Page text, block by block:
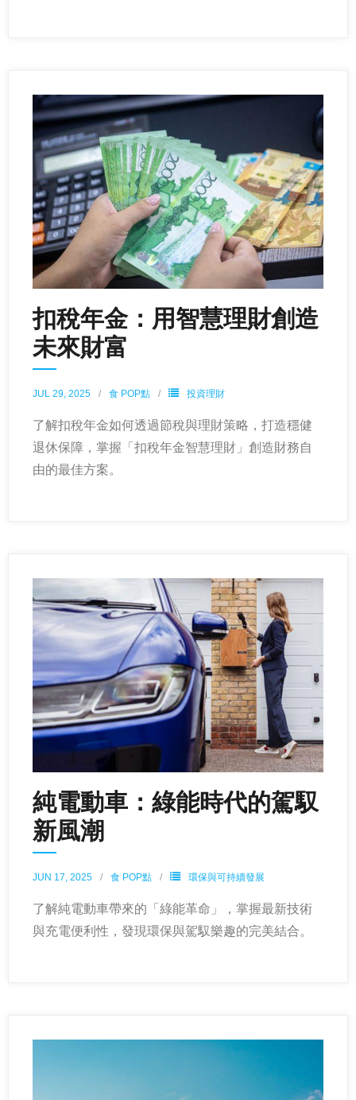
扣稅年金：用智慧理財創造
未來財富
JUL 29, 2025 食 POP點 投資理財
了解扣稅年金如何透過節稅與理財策略，打造穩健
退休保障，掌握「扣稅年金智慧理財」創造財務自
由的最佳方案。
純電動車：綠能時代的駕馭
新風潮
JUN 17, 2025 食 POP點 環保與可持續發展
了解純電動車帶來的「綠能革命」，掌握最新技術
與充電便利性，發現環保與駕馭樂趣的完美結合。